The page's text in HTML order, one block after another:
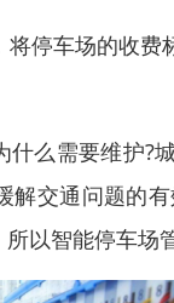
停车场的收
什么需要维护?
解交通问题的
以智能停车场